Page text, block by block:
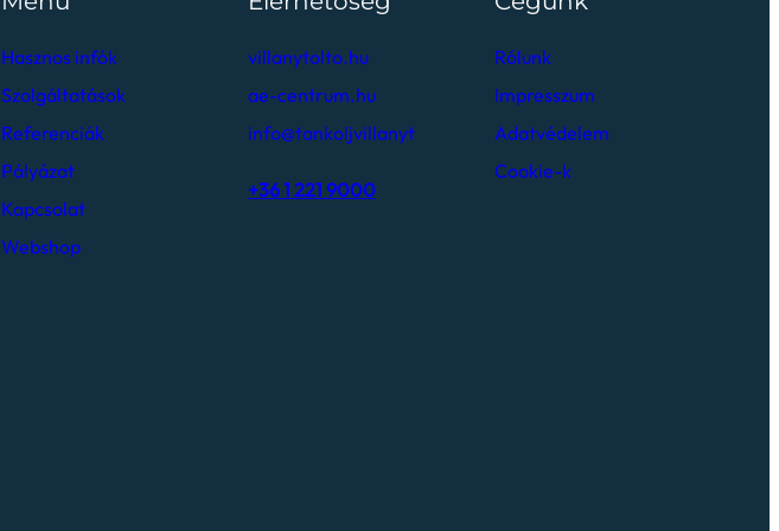
Hasznos infók
Szolgáltatások
Referenciák
Pályázat
Kapcsolat
Webshop
villanytolto.hu
ae-centrum.hu
info@tankoljvillanyt
+36 1 221 9000
Rólunk
Impresszum
Adatvédelem
Cookie-k